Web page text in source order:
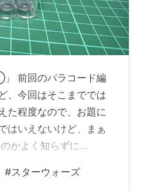
前回のパラコード編
、今回はそこまででは
た程度なので、お題に
はいえないけど、まぁ
かよく知らずに
たことを記事にした。
#スターウォーズ